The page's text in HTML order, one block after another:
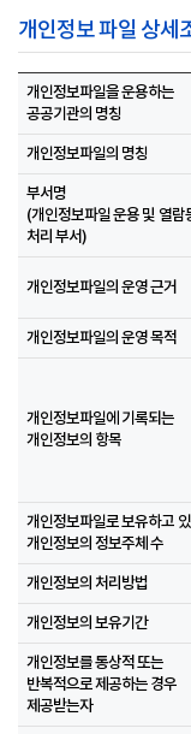
개인정보 파일 상세
개인정보파일을 운용하는
공공기관의 명칭
개인정보파일의 명칭
부서명
(개인정보파일 운용 및 열람
처리 부서)
개인정보파일의 운영 근거
개인정보파일의 운영 목적
개인정보파일에 기록되는
개인정보의 항목
개인정보파일로 보유하고
개인정보의 정보주체 수
개인정보의 처리방법
개인정보의 보유기간
개인정보를 통상적 또는
반복적으로 제공하는 경우
제공받는자